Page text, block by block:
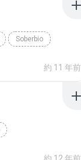
Soberbio
約 11 年前